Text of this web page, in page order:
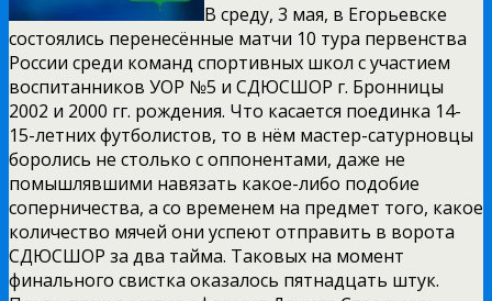
В среду, 3 мая, в Егорьевске
состоялись перенесённые матчи 10 тура первенства
России среди команд спортивных школ с участием
воспитанников УОР №5 и СДЮСШОР г. Бронницы
2002 и 2000 гг. рождения. Что касается поединка 14-
15-летних футболистов, то в нём мастер-сатурновцы
боролись не столько с оппонентами, даже не
помышлявшими навязать какое-либо подобие
соперничества, а со временем на предмет того, какое
количество мячей они успеют отправить в ворота
СДЮСШОР за два тайма. Таковых на момент
финального свистка оказалось пятнадцать штук.